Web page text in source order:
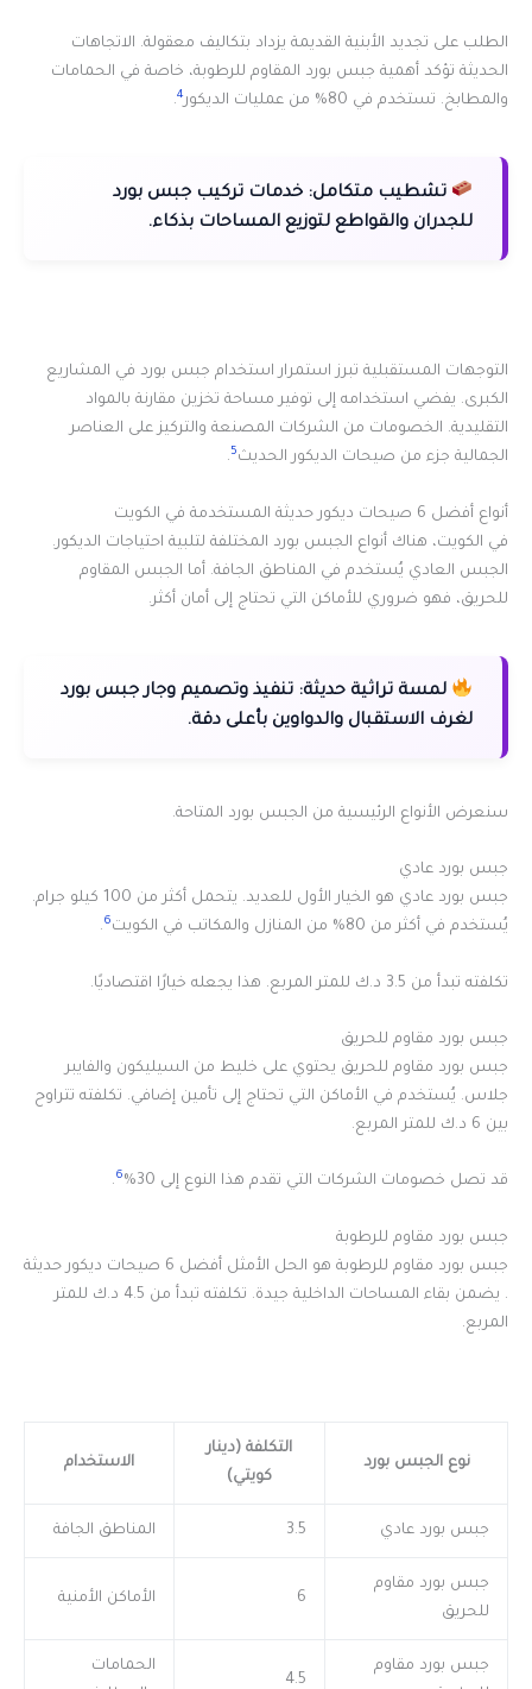
الطلب على تجديد الأبنية القديمة يزداد بتكاليف معقولة. الاتجاهات
الحديثة تؤكد أهمية جبس بورد المقاوم للرطوبة، خاصة في الحمامات
والمطابخ. تستخدم في 80% من عمليات الديكور
4
.
تشطيب متكامل: خدمات تركيب جبس بورد
للجدران والقواطع لتوزيع المساحات بذكاء.
التوجهات المستقبلية تبرز استمرار استخدام جبس بورد في المشاريع
الكبرى. يفضي استخدامه إلى توفير مساحة تخزين مقارنة بالمواد
التقليدية. الخصومات من الشركات المصنعة والتركيز على العناصر
الجمالية جزء من صيحات الديكور الحديث5
.
أنواع أفضل 6 صيحات ديكور حديثة المستخدمة في الكويت
في الكويت، هناك أنواع الجبس بورد المختلفة لتلبية احتياجات الديكور.
الجبس العادي يُستخدم في المناطق الجافة. أما الجبس المقاوم
للحريق، فهو ضروري للأماكن التي تحتاج إلى أمان أكثر.
لمسة تراثية حديثة: تنفيذ وتصميم وجار جبس بورد
لغرف الاستقبال والدواوين بأعلى دقة.
سنعرض الأنواع الرئيسية من الجبس بورد المتاحة.
جبس بورد عادي
جبس بورد عادي هو الخيار الأول للعديد. يتحمل أكثر من 100 كيلو جرام.
يُستخدم في أكثر من 80% من المنازل والمكاتب في الكويت
6
.
تكلفته تبدأ من 3.5 د.ك للمتر المربع. هذا يجعله خيارًا اقتصاديًا.
جبس بورد مقاوم للحريق
جبس بورد مقاوم للحريق يحتوي على خليط من السيليكون والفايبر
جلاس. يُستخدم في الأماكن التي تحتاج إلى تأمين إضافي. تكلفته تتراوح
بين 6 د.ك للمتر المربع.
قد تصل خصومات الشركات التي تقدم هذا النوع إلى 30% 6
.
جبس بورد مقاوم للرطوبة
جبس بورد مقاوم للرطوبة هو الحل الأمثل أفضل 6 صيحات ديكور حديثة
. يضمن بقاء المساحات الداخلية جيدة. تكلفته تبدأ من 4.5 د.ك للمتر
المربع.
نوع الجبس بورد
التكلفة (دينار
كويتي)
الاستخدام
جبس بورد عادي 3.5 المناطق الجافة
جبس بورد مقاوم
للحريق
6 الأماكن الأمنية
جبس بورد مقاوم
4.5
الحمامات